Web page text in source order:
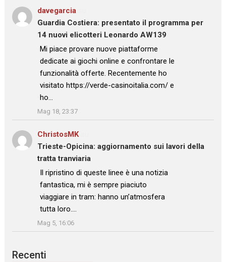
davegarcia
Guardia Costiera: presentato il programma per
14 nuovi elicotteri Leonardo AW139
: “
Mi piace provare nuove piattaforme
dedicate ai giochi online e confrontare le
funzionalità offerte. Recentemente ho
visitato https://verde-casinoitalia.com/ e
ho…
”
Mag 18, 23:37
ChristosMKsu
Trieste-Opicina: aggiornamento sui lavori della
tratta tranviaria
: “
Il ripristino di queste linee è una notizia
fantastica, mi è sempre piaciuto
viaggiare in tram: hanno un’atmosfera
tutta loro.…
”
Mag 5, 16:06
Recenti